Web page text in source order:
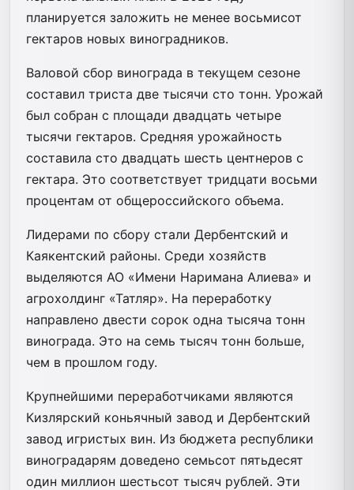
планируется заложить не менее восьмисот
гектаров новых виноградников.
Валовой сбор винограда в текущем сезоне
составил триста две тысячи сто тонн. Урожай
был собран с площади двадцать четыре
тысячи гектаров. Средняя урожайность
составила сто двадцать шесть центнеров с
гектара. Это соответствует тридцати восьми
процентам от общероссийского объема.
Лидерами по сбору стали Дербентский и
Каякентский районы. Среди хозяйств
выделяются АО «Имени Наримана Алиева» и
агрохолдинг «Татляр». На переработку
направлено двести сорок одна тысяча тонн
винограда. Это на семь тысяч тонн больше,
чем в прошлом году.
Крупнейшими переработчиками являются
Кизлярский коньячный завод и Дербентский
завод игристых вин. Из бюджета республики
виноградарям доведено семьсот пятьдесят
один миллион шестьсот тысяч рублей. Эти